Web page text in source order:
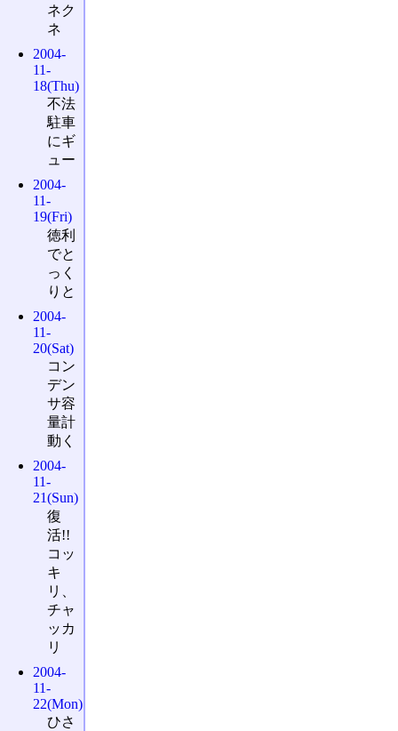
ネク
ネ
2004-
11-
18(Thu)
不法
駐車
にギ
ュー
2004-
11-
19(Fri)
徳利
でと
っく
りと
2004-
11-
20(Sat)
コン
デン
サ容
量計
動く
2004-
11-
21(Sun)
復
活!!
コッ
キ
リ、
チャ
ッカ
リ
2004-
11-
22(Mon)
ひさ